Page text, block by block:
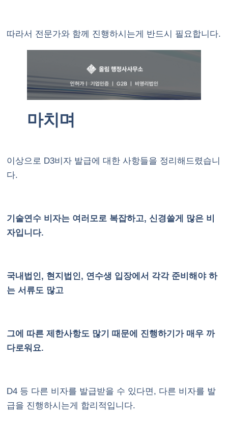
따라서 전문가와 함께 진행하시는게 반드시 필요합니다.
마치며
이상으로 D3비자 발급에 대한 사항들을 정리해드렸습니
다.
기술연수 비자는 여러모로 복잡하고, 신경쓸게 많은 비
자입니다.
국내법인, 현지법인, 연수생 입장에서 각각 준비해야 하
는 서류도 많고
그에 따른 제한사항도 많기 때문에 진행하기가 매우 까
다로워요.
D4 등 다른 비자를 발급받을 수 있다면, 다른 비자를 발
급을 진행하시는게 합리적입니다.